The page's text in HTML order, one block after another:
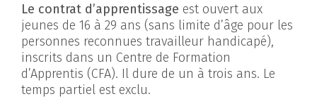
Le contrat d’apprentissage est ouvert aux
jeunes de 16 à 29 ans (sans limite d’âge pour les
personnes reconnues travailleur handicapé),
inscrits dans un Centre de Formation
d’Apprentis (CFA). Il dure de un à trois ans. Le
temps partiel est exclu.